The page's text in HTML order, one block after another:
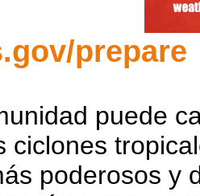
prepare
puede
ciclones
poderosos y